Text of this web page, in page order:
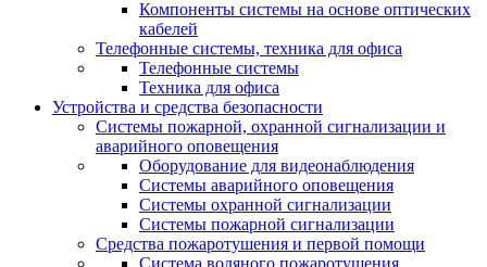
Компоненты системы на основе оптических
кабелей
Телефонные системы, техника для офиса
Телефонные системы
Техника для офиса
Устройства и средства безопасности
Системы пожарной, охранной сигнализации и
аварийного оповещения
Оборудование для видеонаблюдения
Системы аварийного оповещения
Системы охранной сигнализации
Системы пожарной сигнализации
Средства пожаротушения и первой помощи
Система водяного пожаротушения